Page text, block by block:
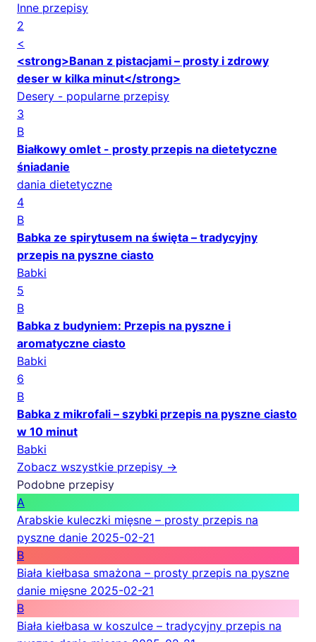
Inne przepisy
2
<
<strong>Banan z pistacjami – prosty i zdrowy
deser w kilka minut</strong>
Desery - popularne przepisy
3
B
Białkowy omlet - prosty przepis na dietetyczne
śniadanie
dania dietetyczne
4
B
Babka ze spirytusem na święta – tradycyjny
przepis na pyszne ciasto
Babki
5
B
Babka z budyniem: Przepis na pyszne i
aromatyczne ciasto
Babki
6
B
Babka z mikrofali – szybki przepis na pyszne ciasto
w 10 minut
Babki
Zobacz wszystkie przepisy →
Podobne przepisy
A
Arabskie kuleczki mięsne – prosty przepis na
pyszne danie 2025-02-21
B
Biała kiełbasa smażona – prosty przepis na pyszne
danie mięsne 2025-02-21
B
Biała kiełbasa w koszulce – tradycyjny przepis na